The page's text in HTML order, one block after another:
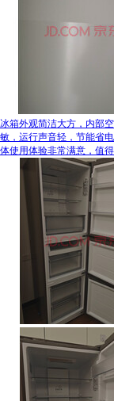
冰箱外观简洁大方，内部
敏，运行声音轻，节能省
体使用体验非常满意，值得